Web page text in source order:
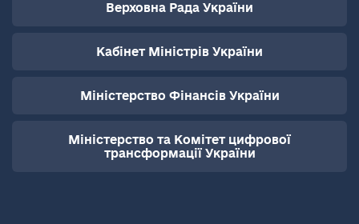
Верховна Рада України
Кабінет Міністрів України
Міністерство Фінансів України
Міністерство та Комітет цифрової
трансформації України